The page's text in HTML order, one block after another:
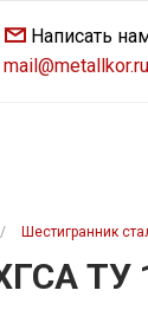
Написать
mail@metallkor.ru
/ Шестигранник
ТУ